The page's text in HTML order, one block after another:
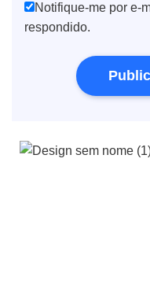
Notifique-me por e-
respondido.